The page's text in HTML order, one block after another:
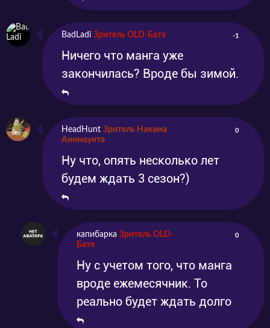
BadLadi Зритель OLD-Батя -1
Ничего что манга уже
закончилась? Вроде бы зимой.
HeadHunt Зритель Накама
Анимаунта
0
Ну что, опять несколько лет
будем ждать 3 сезон?)
капибарка Зритель OLD-
Батя
0
Ну с учетом того, что манга
вроде ежемесячник. То
реально будет ждать долго